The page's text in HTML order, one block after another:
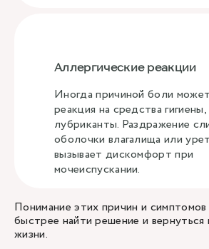
Аллергические реакции
Иногда причиной боли
реакция на средства
лубриканты. Раздражение
оболочки влагалища или
вызывает дискомфорт при
мочеиспускании.
Понимание этих причин и
быстрее найти решение и
жизни.